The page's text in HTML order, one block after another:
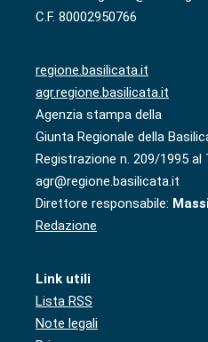
C.F. 80002950766
regione.basilicata.it
agr.regione.basilicata.it
Agenzia stampa della
Giunta Regionale della
Registrazione n. 209/1995 al
agr@regione.basilicata.it
Direttore responsabile:
Redazione
Link utili
Lista RSS
Note legali